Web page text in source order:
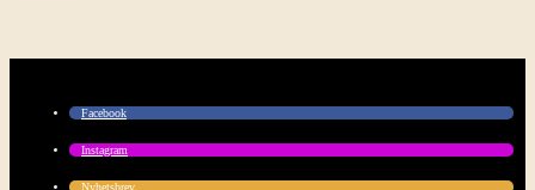
Facebook
Instagram
Nyhetsbrev